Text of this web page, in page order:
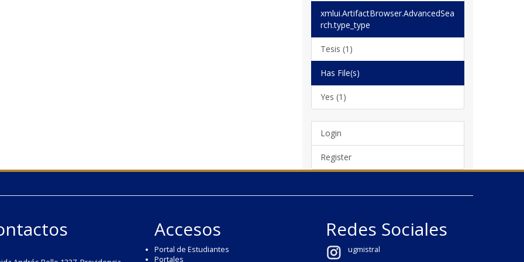
xmlui.ArtifactBrowser.AdvancedSea
rch.type_type
Tesis (1)
Has File(s)
Yes (1)
Login
Register
Accesos
Portal de Estudiantes
Portales
Redes Sociales
ugmistral